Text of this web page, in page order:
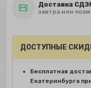
Доставка
завтра или
ДОСТУПНЫЕ
Бесплатная
Екатеринбурга